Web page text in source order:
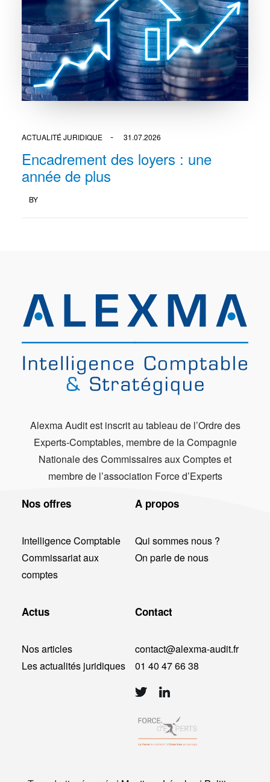
ACTUALITÉ JURIDIQUE 31.07.2026
Encadrement des loyers : une
année de plus
BY
Alexma Audit est inscrit au tableau de l’Ordre des
Experts-Comptables, membre de la Compagnie
Nationale des Commissaires aux Comptes et
membre de l’association Force d’Experts
Nos offres
Intelligence Comptable
Commissariat aux
comptes
A propos
Qui sommes nous ?
On parle de nous
Actus
Nos articles
Les actualités juridiques
Contact
contact@alexma-audit.fr
01 40 47 66 38